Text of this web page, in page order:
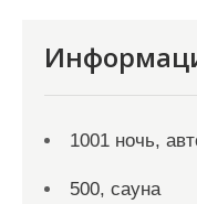
1001 ночь,
500, сауна